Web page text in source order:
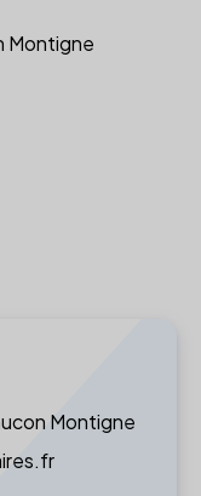
Montigne
Montigne